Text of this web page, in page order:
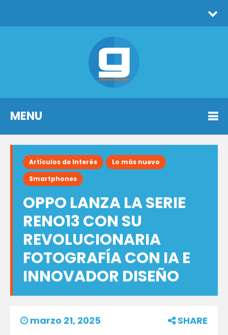
MENU
Artículos de Interés
Lo más nuevo
Smartphones
OPPO LANZA LA SERIE
RENO13 CON SU
REVOLUCIONARIA
FOTOGRAFÍA CON IA E
INNOVADOR DISEÑO
marzo 21, 2025 SHARE